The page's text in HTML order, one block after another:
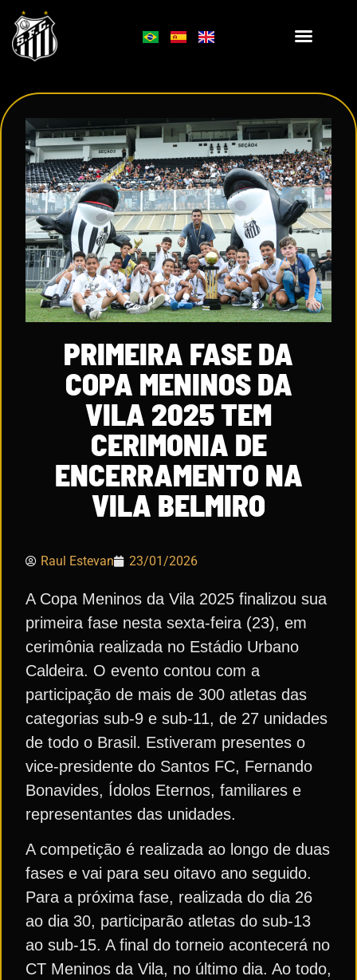
PRIMEIRA FASE DA
COPA MENINOS DA
VILA 2025 TEM
CERIMONIA DE
ENCERRAMENTO NA
VILA BELMIRO
Raul Estevan 23/01/2026
A Copa Meninos da Vila 2025 finalizou sua
primeira fase nesta sexta-feira (23), em
cerimônia realizada no Estádio Urbano
Caldeira. O evento contou com a
participação de mais de 300 atletas das
categorias sub-9 e sub-11, de 27 unidades
de todo o Brasil. Estiveram presentes o
vice-presidente do Santos FC, Fernando
Bonavides, Ídolos Eternos, familiares e
representantes das unidades.
A competição é realizada ao longo de duas
fases e vai para seu oitavo ano seguido.
Para a próxima fase, realizada do dia 26
ao dia 30, participarão atletas do sub-13
ao sub-15. A final do torneio acontecerá no
CT Meninos da Vila, no último dia. Ao todo,